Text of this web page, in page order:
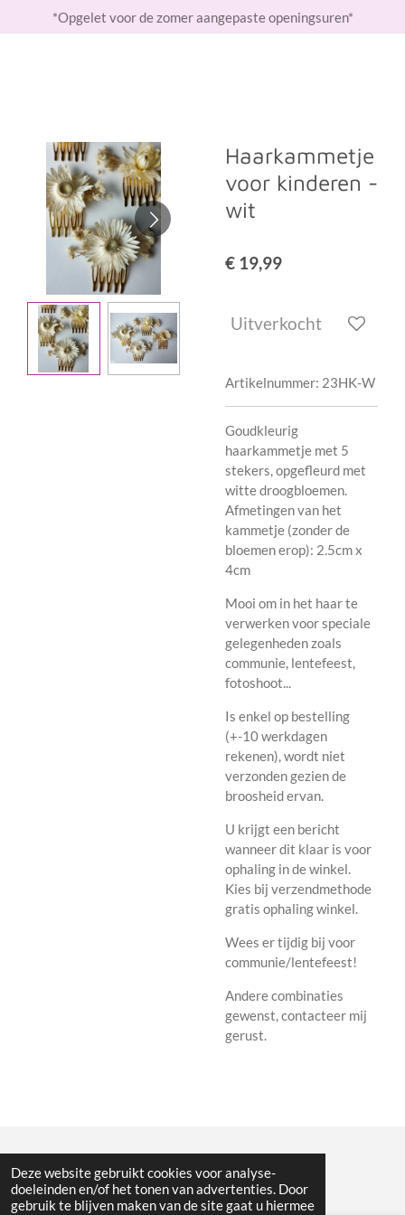
Deze website gebruikt cookies voor analyse-
doeleinden en/of het tonen van advertenties. Door
gebruik te blijven maken van de site gaat u hiermee
direct
*Opgelet voor de zomer aangepaste openingsuren*
Haarkammetje
voor kinderen -
wit
€ 19,99
Uitverkocht
Artikelnummer: 23HK-W
Goudkleurig
haarkammetje met 5
stekers, opgefleurd met
witte droogbloemen.
Afmetingen van het
kammetje (zonder de
bloemen erop): 2.5cm x
4cm
Mooi om in het haar te
verwerken voor speciale
gelegenheden zoals
communie, lentefeest,
fotoshoot...
Is enkel op bestelling
(+-10 werkdagen
rekenen), wordt niet
verzonden gezien de
broosheid ervan.
U krijgt een bericht
wanneer dit klaar is voor
ophaling in de winkel.
Kies bij verzendmethode
gratis ophaling winkel.
Wees er tijdig bij voor
communie/lentefeest!
Andere combinaties
gewenst, contacteer mij
gerust.
Powered by JouwWeb